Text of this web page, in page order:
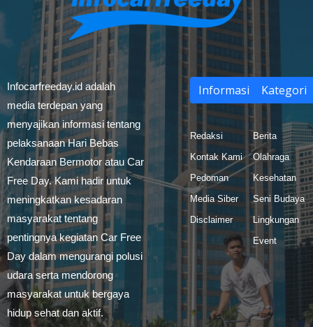
Infocarfreeday.id adalah
media terdepan yang
menyajikan informasi tentang
pelaksanaan Hari Bebas
Kendaraan Bermotor atau Car
Free Day. Kami hadir untuk
meningkatkan kesadaran
masyarakat tentang
pentingnya kegiatan Car Free
Day dalam mengurangi polusi
udara serta mendorong
masyarakat untuk bergaya
hidup sehat dan aktif.
Informasi
Redaksi
Kontak Kami
Pedoman
Media Siber
Disclaimer
Kategori
Berita
Olahraga
Kesehatan
Seni Budaya
Lingkungan
Event